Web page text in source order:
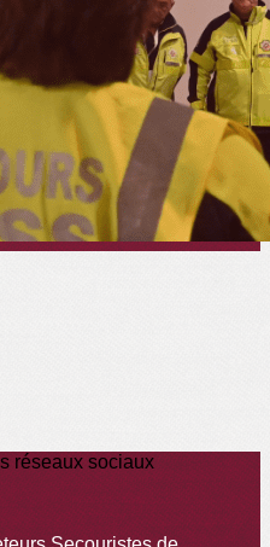
affichées
réseaux sociaux